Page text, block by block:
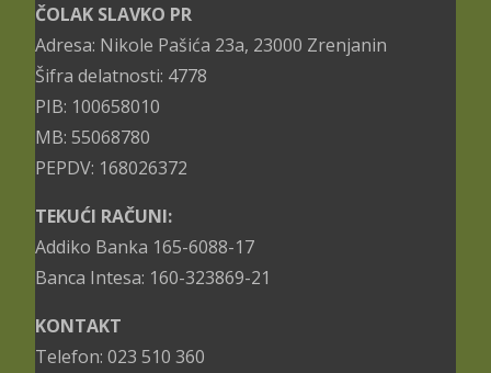
ČOLAK SLAVKO PR
Adresa: Nikole Pašića 23a, 23000 Zrenjanin
Šifra delatnosti: 4778
PIB: 100658010
MB: 55068780
PEPDV: 168026372
TEKUĆI RAČUNI:
Addiko Banka 165-6088-17
Banca Intesa: 160-323869-21
KONTAKT
Telefon: 023 510 360